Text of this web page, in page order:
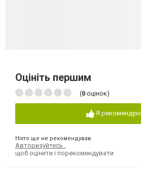
Оцініть першим
(0 оцінок)
Я рекомендую
Ніхто ще не рекомендував
Авторизуйтесь
щоб оцінити і порекомендувати